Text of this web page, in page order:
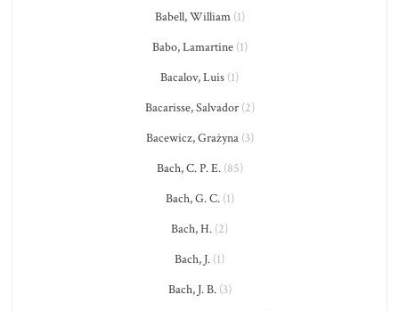
Babell, William(1)
Babo, Lamartine(1)
Bacalov, Luis (1)
Bacarisse, Salvador(2)
Bacewicz, Grażyna(3)
Bach, C. P. E.(85)
Bach, G. C.(1)
Bach, H. (2)
Bach, J. (1)
Bach, J. B.(3)